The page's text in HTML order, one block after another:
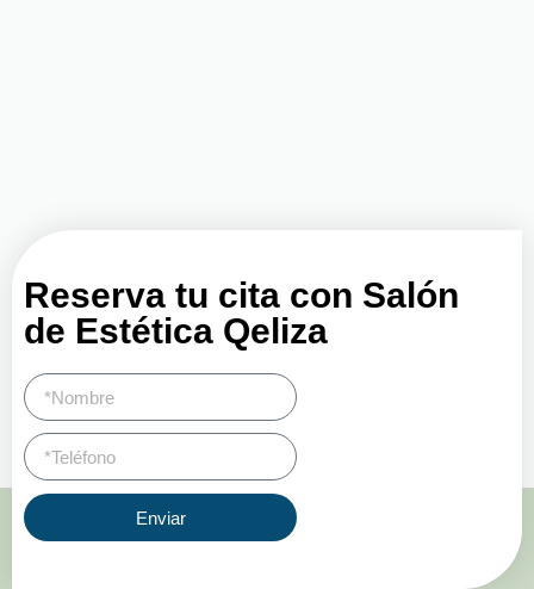
Reserva tu cita con Salón
de Estética Qeliza
Enviar